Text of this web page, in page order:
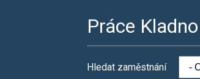
Práce Kladno
Hledat zaměstnání